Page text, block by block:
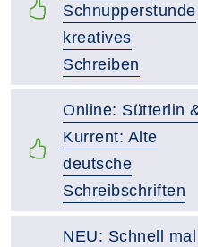
Schnupperstunde
kreatives
Schreiben
Online: Sütterlin
Kurrent: Alte
deutsche
Schreibschriften
NEU: Schnell mal